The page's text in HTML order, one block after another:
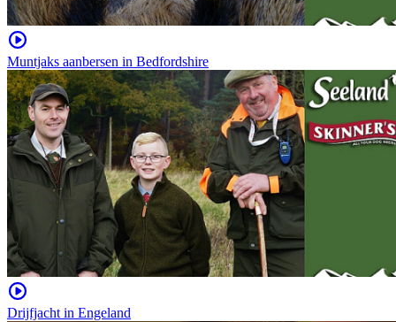
Muntjaks aanbersen in Bedfordshire
Drijfjacht in Engeland